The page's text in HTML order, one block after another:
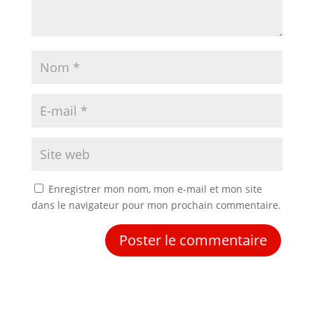
Enregistrer mon nom, mon e-mail et mon site
dans le navigateur pour mon prochain commentaire.